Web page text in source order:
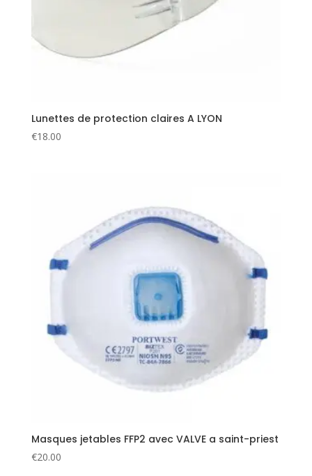
Lunettes de protection claires A LYON
€18.00
Masques jetables FFP2 avec VALVE a saint-priest
€20.00